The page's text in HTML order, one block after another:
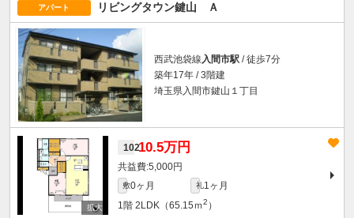
アパート リビングタウン鍵山 Ａ
西武池袋線入間市駅 / 徒歩7分
築年17年 / 3階建
埼玉県入間市鍵山１丁目
10210.5万円
5,000円
敷0ヶ月 礼1ヶ月
1階 2LDK（65.15ｍ2 ）